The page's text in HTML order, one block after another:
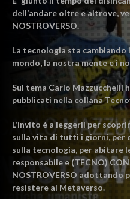
dell’andare oltre e altrove,
NOSTROVERSO.
La tecnologia sta cambiando
mondo, la nostra mente e i
Sul tema Carlo
pubblicati nella collana
L'invito è a leggerli per
sulla vita di tutti i giorni, per
sulla tecnologia, per abitare
responsabile e (TECNO)
NOSTROVERSO adottando
resistere al Metaverso.